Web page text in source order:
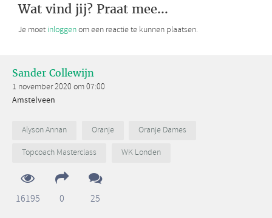
Wat vind jij? Praat mee...
Je moet inloggenom een reactie te kunnen plaatsen.
Sander Collewijn
1 november 2020 om 07:00
Amstelveen
Alyson Annan Oranje
Oranje Dames
Topcoach Masterclass
WK Londen
16195 0 25